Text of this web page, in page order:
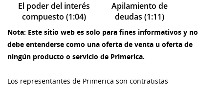
El poder del interés
compuesto (1:04)
Apilamiento de
deudas (1:11)
Nota: Este sitio web es solo para fines informativos y no
debe entenderse como una oferta de venta u oferta de
ningún producto o servicio de Primerica.
Los representantes de Primerica son contratistas